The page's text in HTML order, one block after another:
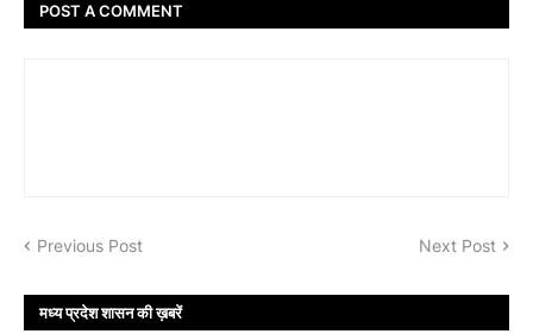
POST A COMMENT
Previous Post Next Post
मध्य प्रदेश शासन की ख़बरें